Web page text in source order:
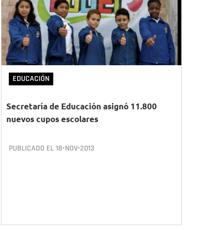
EDUCACIÓN
Secretaría de Educación asignó 11.800
nuevos cupos escolares
PUBLICADO EL18•NOV•2013